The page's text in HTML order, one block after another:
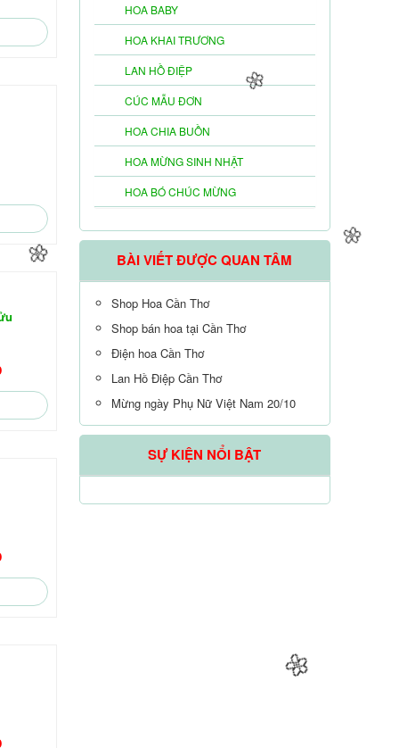
HOA BABY
HOA KHAI TRƯƠNG
LAN HỒ ĐIỆP
CÚC MẪU ĐƠN
HOA CHIA BUỒN
HOA MỪNG SINH NHẬT
HOA BÓ CHÚC MỪNG
BÀI VIẾT ĐƯỢC QUAN TÂM
Shop Hoa Cần Thơ
Shop bán hoa tại Cần Thơ
Điện hoa Cần Thơ
Lan Hồ Điệp Cần Thơ
Mừng ngày Phụ Nữ Việt Nam 20/10
SỰ KIỆN NỔI BẬT
🌼